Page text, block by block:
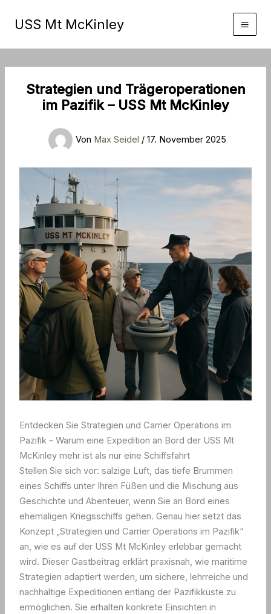
InhaltUSS Mt McKinley
Strategien und Trägeroperationen
im Pazifik – USS Mt McKinley
Von Max Seidel / 17. November 2025
Entdecken Sie Strategien und Carrier Operations im
Pazifik – Warum eine Expedition an Bord der USS Mt
McKinley mehr ist als nur eine Schiffsfahrt
Stellen Sie sich vor: salzige Luft, das tiefe Brummen
eines Schiffs unter Ihren Füßen und die Mischung aus
Geschichte und Abenteuer, wenn Sie an Bord eines
ehemaligen Kriegsschiffs gehen. Genau hier setzt das
Konzept „Strategien und Carrier Operations im Pazifik“
an, wie es auf der USS Mt McKinley erlebbar gemacht
wird. Dieser Gastbeitrag erklärt praxisnah, wie maritime
Strategien adaptiert werden, um sichere, lehrreiche und
nachhaltige Expeditionen entlang der Pazifikküste zu
ermöglichen. Sie erhalten konkrete Einsichten in